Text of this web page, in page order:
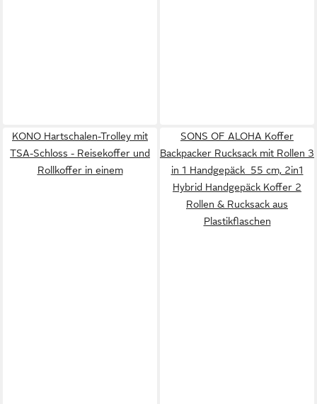
KONO Hartschalen-Trolley mit
TSA-Schloss - Reisekoffer und
Rollkoffer in einem
SONS OF ALOHA Koffer
Backpacker Rucksack mit Rollen 3
in 1 Handgepäck 55 cm, 2in1
Hybrid Handgepäck Koffer 2
Rollen & Rucksack aus
Plastikflaschen